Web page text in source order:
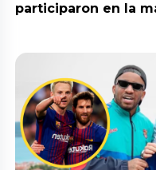
participaron en la